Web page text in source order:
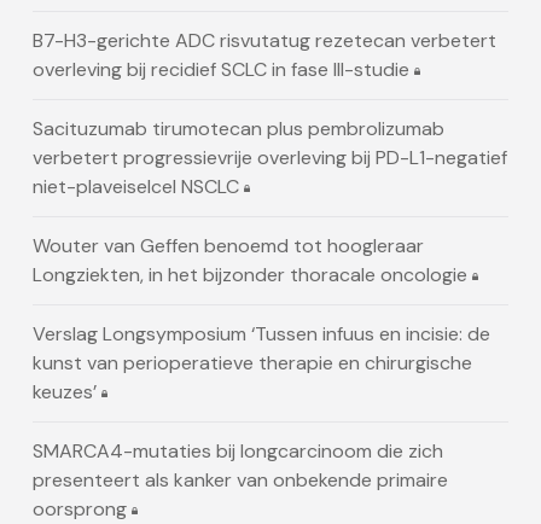
B7-H3-gerichte ADC risvutatug rezetecan verbetert
overleving bij recidief SCLC in fase III-studie
Sacituzumab tirumotecan plus pembrolizumab
verbetert progressievrije overleving bij PD-L1-negatief
niet-plaveiselcel NSCLC
Wouter van Geffen benoemd tot hoogleraar
Longziekten, in het bijzonder thoracale oncologie
Verslag Longsymposium ‘Tussen infuus en incisie: de
kunst van perioperatieve therapie en chirurgische
keuzes’
SMARCA4-mutaties bij longcarcinoom die zich
presenteert als kanker van onbekende primaire
oorsprong